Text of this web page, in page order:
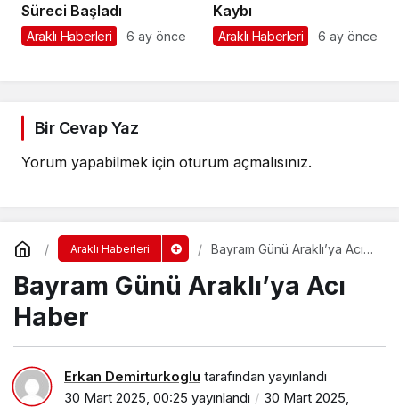
Süreci Başladı
Araklı Haberleri 6 ay önce
Kaybı
Araklı Haberleri 6 ay önce
Bir Cevap Yaz
Yorum yapabilmek için oturum açmalısınız.
Araklı Haberleri
Bayram Günü Araklı’ya Acı
Bayram Günü Araklı’ya Acı
Haber
Erkan Demirturkoglu tarafından yayınlandı
30 Mart 2025, 00:25 yayınlandı
30 Mart 2025,